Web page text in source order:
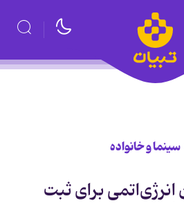
سینما و خانواده
انرژی‌اتمی برای ثبت